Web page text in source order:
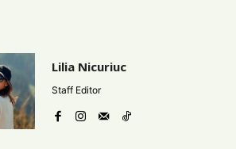
Lilia Nicuriuc
Staff Editor